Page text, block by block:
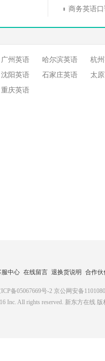
广州英语 哈尔滨英语
杭
沈阳英语 石家庄英语
太
重庆英语
服中心 在线留言 退换货说明 合作伙
备05067669号-2 京公网安备
Inc. All rights reserved. 新东方在线